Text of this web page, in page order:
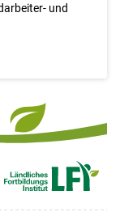
und